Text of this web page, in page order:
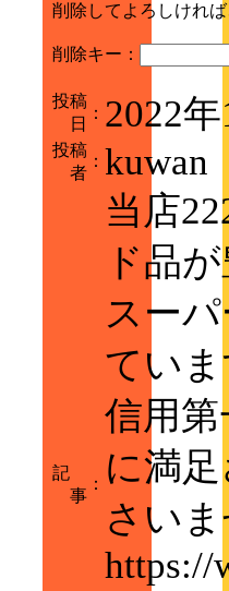
削除してよろしけれ
削除キー：
投稿
日
： 2022
投稿
者
： kuwan
記
事
：
当店
ド品
スー
てい
信用
に満
さいま
https://